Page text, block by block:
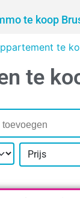
te koop
te
te
Prijs